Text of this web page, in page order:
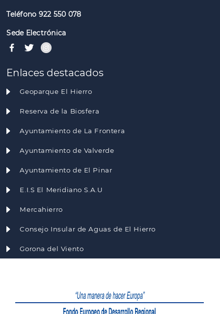
Teléfono 922 550 078
Sede Electrónica
Enlaces destacados
Geoparque El Hierro
Reserva de la Biosfera
Ayuntamiento de La Frontera
Ayuntamiento de Valverde
Ayuntamiento de El Pinar
E.I.S El Meridiano S.A.U
Mercahierro
Consejo Insular de Aguas de El Hierro
Gorona del Viento